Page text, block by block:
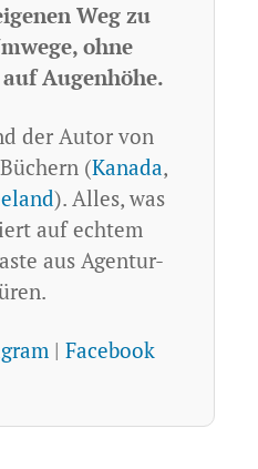
Weg zu
ohne
Augenhöhe.
der Autor von
(Kanada,
). Alles, was
auf echtem
aus Agentur-
|Facebook